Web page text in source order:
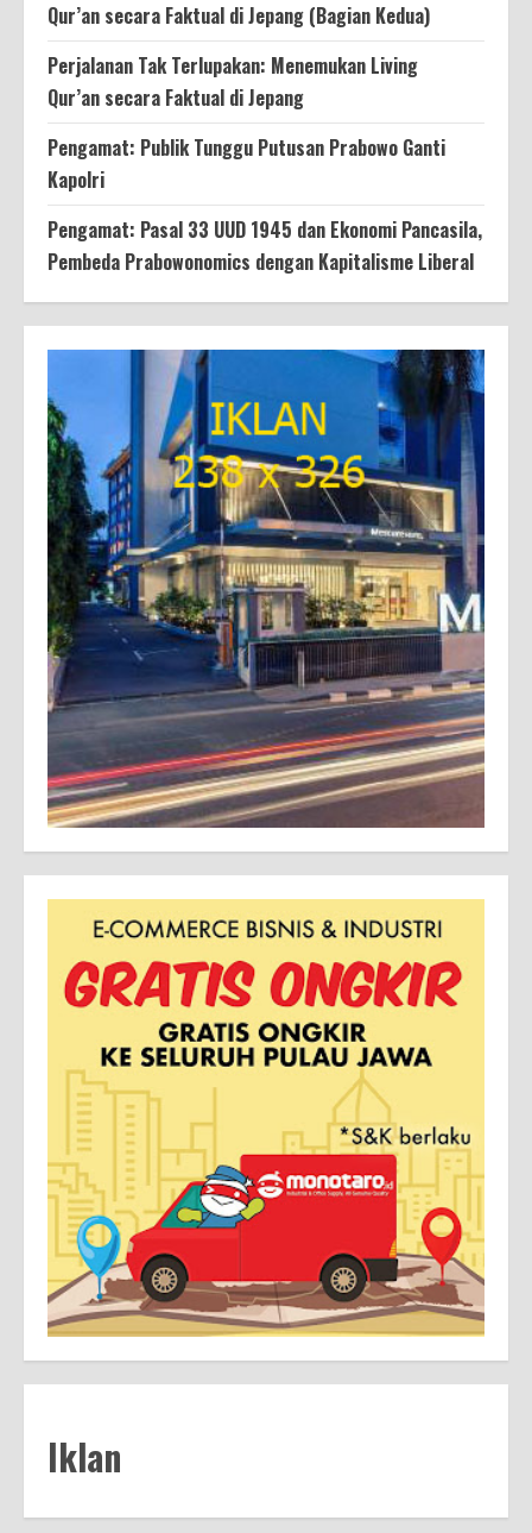
Qur’an secara Faktual di Jepang (Bagian Kedua)
Perjalanan Tak Terlupakan: Menemukan Living
Qur’an secara Faktual di Jepang
Pengamat: Publik Tunggu Putusan Prabowo Ganti
Kapolri
Pengamat: Pasal 33 UUD 1945 dan Ekonomi Pancasila,
Pembeda Prabowonomics dengan Kapitalisme Liberal
Iklan